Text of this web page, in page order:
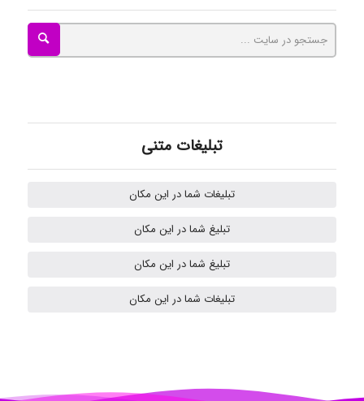
Nazaninkarkon
Mehrab
تبلیغات متنی
تبلیغات شما در این مکان
تبلیغ شما در این مکان
تبلیغ شما در این مکان
تبلیغات شما در این مکان